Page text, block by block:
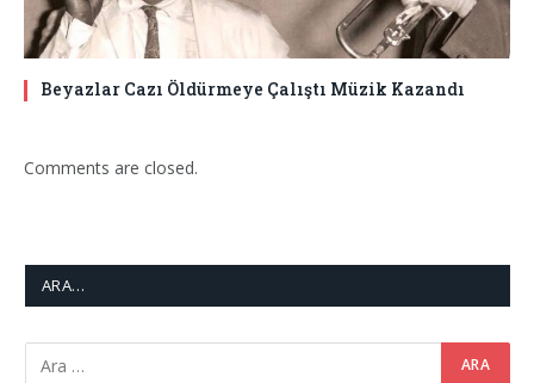
Beyazlar Cazı Öldürmeye Çalıştı Müzik Kazandı
Comments are closed.
ARA…